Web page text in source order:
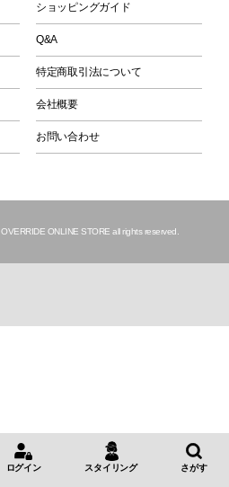
ショッピングガイド
Q&A
特定商取引法について
会社概要
お問い合わせ
ONLINE STORE all rights reserved.
ログイン スタイリング さがす